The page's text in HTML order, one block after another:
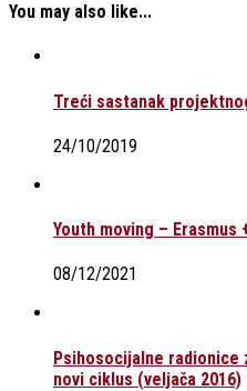
You may also like...
Treći sastanak
24/10/2019
Youth moving – Erasmus
08/12/2021
Psihosocijalne radionice
novi ciklus (veljača 2016)